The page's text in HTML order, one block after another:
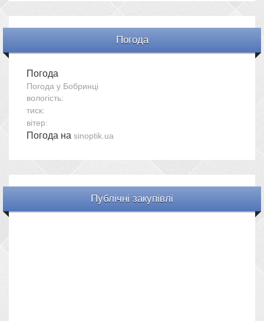
Погода
Погода
Погода у Бобринці
вологість:
тиск:
вітер:
Погода на sinoptik.ua
Публічні закупівлі